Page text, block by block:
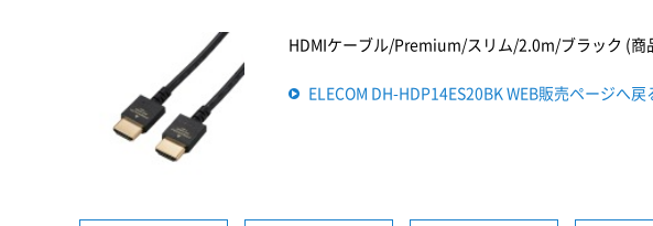
HDMIケーブル/Premium/スリム/2.0m/ブラック (商
ELECOM DH-HDP14ES20BK WEB販売ページへ戻